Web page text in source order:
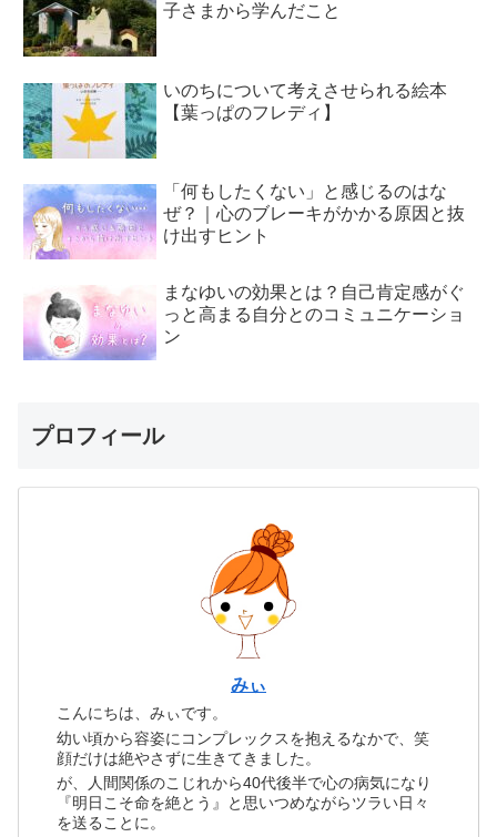
子さまから学んだこと
いのちについて考えさせられる絵本
【葉っぱのフレディ】
「何もしたくない」と感じるのはな
ぜ？｜心のブレーキがかかる原因と抜
け出すヒント
まなゆいの効果とは？自己肯定感がぐ
っと高まる自分とのコミュニケーショ
ン
プロフィール
みぃ
こんにちは、みぃです。
幼い頃から容姿にコンプレックスを抱えるなかで、笑
顔だけは絶やさずに生きてきました。
が、人間関係のこじれから40代後半で心の病気になり
『明日こそ命を絶とう』と思いつめながらツラい日々
を送ることに。